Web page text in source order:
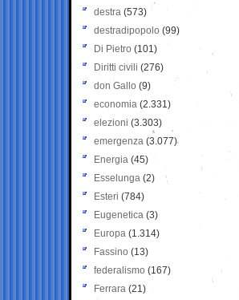
destra (573)
destradipopolo (99)
Di Pietro (101)
Diritti civili (276)
don Gallo (9)
economia (2.331)
elezioni (3.303)
emergenza (3.077)
Energia (45)
Esselunga (2)
Esteri (784)
Eugenetica (3)
Europa (1.314)
Fassino (13)
federalismo (167)
Ferrara (21)